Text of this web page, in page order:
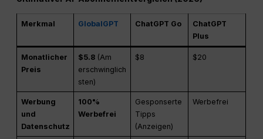
Merkmal GlobalGPT ChatGPT Go
ChatGPT
Plus
Monatlicher
Preis
$5.8(Am
erschwinglich
sten)
$8 $20
Werbung
und
Datenschutz
100%
Werbefrei
Gesponserte
Tipps
(Anzeigen)
Werbefrei